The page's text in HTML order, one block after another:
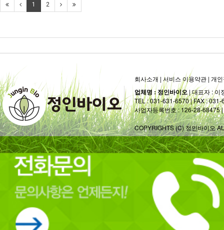
1 2
회사소개 | 서비스 이용약관 | 개
업체명 : 정인바이오| 대표자 : 이
TEL : 031-631-6570 | FAX :
사업자등록번호 : 126-28-68475
COPYRIGHTS (C) 정인바이오